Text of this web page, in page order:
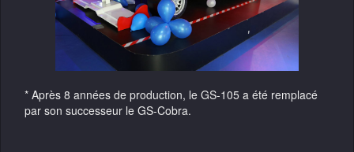
* Après 8 années de production, le GS-105 a été remplacé
par son successeur le GS-Cobra.